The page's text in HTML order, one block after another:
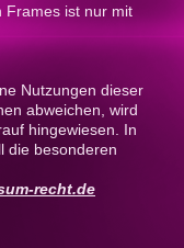
Frames ist nur mit
Nutzungen dieser
abweichen, wird
hingewiesen. In
die besonderen
recht.de